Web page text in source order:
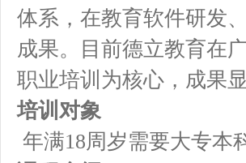
体系，在教育软件研发
成果。目前德立教育在
职业培训为核心，成果
培训对象
年满18周岁需要大专本